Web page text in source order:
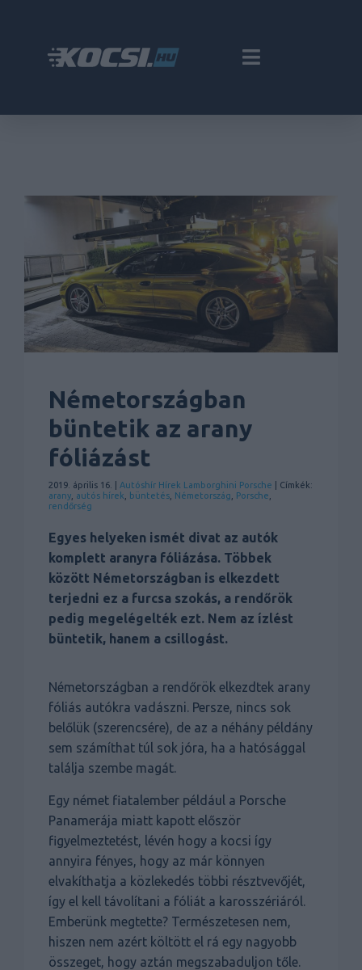
Németországban
büntetik az arany
fóliázást
2019. április 16. | Autóshír Hírek Lamborghini Porsche | Címkék:
arany autós hírek büntetés Németország Porsche
rendőrség
Egyes helyeken ismét divat az autók
komplett aranyra fóliázása. Többek
között Németországban is elkezdett
terjedni ez a furcsa szokás, a rendőrök
pedig megelégelték ezt. Nem az ízlést
büntetik, hanem a csillogást.
Németországban a rendőrök elkezdtek arany
fóliás autókra vadászni. Persze, nincs sok
belőlük (szerencsére), de az a néhány példány
sem számíthat túl sok jóra, ha a hatósággal
találja szembe magát.
Egy német fiatalember például a Porsche
Panamerája miatt kapott először
figyelmeztetést, lévén hogy a kocsi így
annyira fényes, hogy az már könnyen
elvakíthatja a közlekedés többi résztvevőjét,
így el kell távolítani a fóliát a karosszériáról.
Emberünk megtette? Természetesen nem,
hiszen nem azért költött el rá egy nagyobb
összeget, hogy aztán megszabaduljon tőle.